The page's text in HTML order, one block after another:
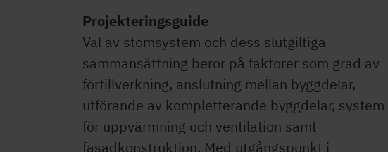
Projekteringsguide
Val av stomsystem och dess slutgiltiga
sammansättning beror på faktorer som grad av
förtillverkning, anslutning mellan byggdelar,
utförande av kompletterande byggdelar, system
för uppvärmning och ventilation samt
fasadkonstruktion. Med utgångspunkt i